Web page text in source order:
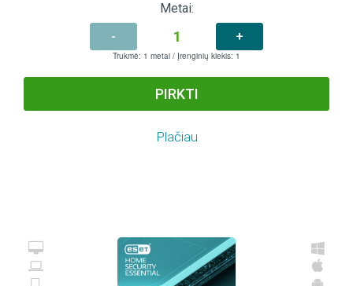
Metai:
-
+
Trukmė: 1 metai / Įrenginių kiekis: 1
PIRKTI
Plačiau